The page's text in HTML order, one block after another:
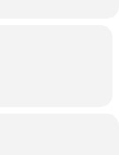
σε
του